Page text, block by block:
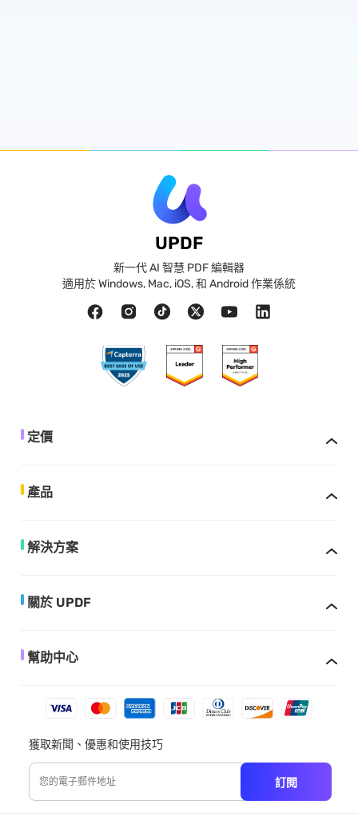
UPDF
新一代 AI 智慧 PDF 編輯器
適用於 Windows, Mac, iOS, 和 Android 作業係統
定價
產品
解決方案
關於 UPDF
幫助中心
獲取新聞、優惠和使用技巧
訂閱